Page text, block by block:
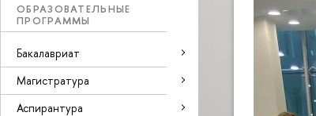
ОБРАЗОВАТЕЛЬНЫЕ
ПРОГРАММЫ
Бакалавриат
Магистратура
Аспирантура